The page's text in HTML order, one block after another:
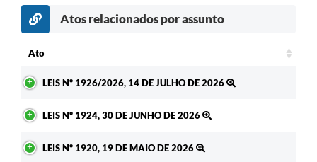
Atos relacionados por assunto
Ato
LEIS Nº 1926/2026, 14 DE JULHO DE 2026
LEIS Nº 1924, 30 DE JUNHO DE 2026
LEIS Nº 1920, 19 DE MAIO DE 2026